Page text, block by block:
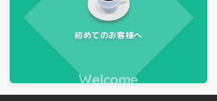
初めてのお客様へ
Welcome